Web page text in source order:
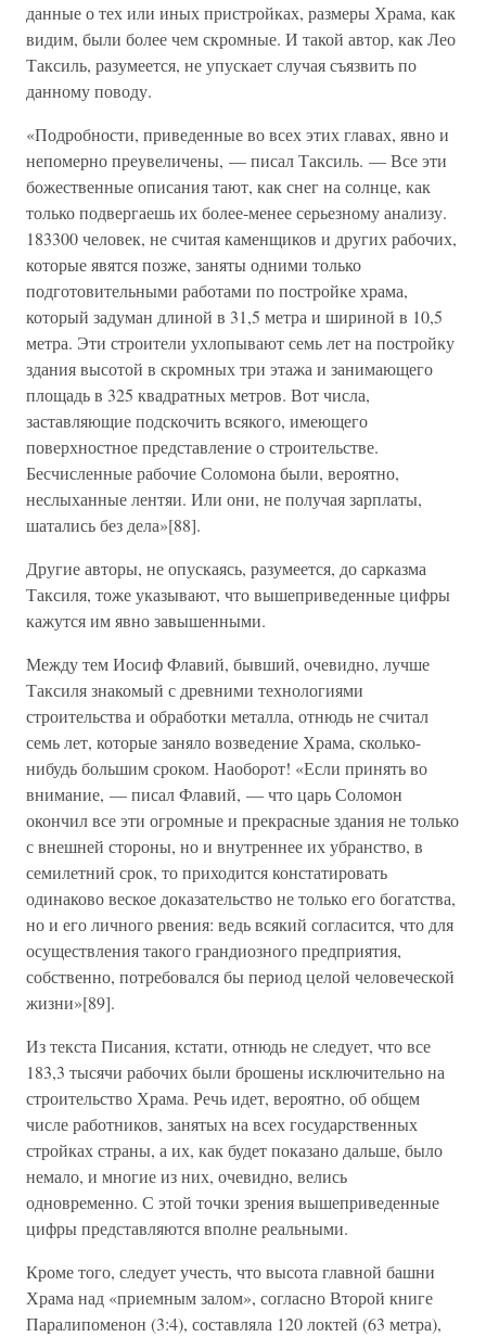
данные о тех или иных пристройках, размеры Храма, как
видим, были более чем скромные. И такой автор, как Лео
Таксиль, разумеется, не упускает случая съязвить по
данному поводу.
«Подробности, приведенные во всех этих главах, явно и
непомерно преувеличены, — писал Таксиль. — Все эти
божественные описания тают, как снег на солнце, как
только подвергаешь их более-менее серьезному анализу.
183300 человек, не считая каменщиков и других рабочих,
которые явятся позже, заняты одними только
подготовительными работами по постройке храма,
который задуман длиной в 31,5 метра и шириной в 10,5
метра. Эти строители ухлопывают семь лет на постройку
здания высотой в скромных три этажа и занимающего
площадь в 325 квадратных метров. Вот числа,
заставляющие подскочить всякого, имеющего
поверхностное представление о строительстве.
Бесчисленные рабочие Соломона были, вероятно,
неслыханные лентяи. Или они, не получая зарплаты,
шатались без дела»[88].
Другие авторы, не опускаясь, разумеется, до сарказма
Таксиля, тоже указывают, что вышеприведенные цифры
кажутся им явно завышенными.
Между тем Иосиф Флавий, бывший, очевидно, лучше
Таксиля знакомый с древними технологиями
строительства и обработки металла, отнюдь не считал
семь лет, которые заняло возведение Храма, сколько-
нибудь большим сроком. Наоборот! «Если принять во
внимание, — писал Флавий, — что царь Соломон
окончил все эти огромные и прекрасные здания не только
с внешней стороны, но и внутреннее их убранство, в
семилетний срок, то приходится констатировать
одинаково веское доказательство не только его богатства,
но и его личного рвения: ведь всякий согласится, что для
осуществления такого грандиозного предприятия,
собственно, потребовался бы период целой человеческой
жизни»[89].
Из текста Писания, кстати, отнюдь не следует, что все
183,3 тысячи рабочих были брошены исключительно на
строительство Храма. Речь идет, вероятно, об общем
числе работников, занятых на всех государственных
стройках страны, а их, как будет показано дальше, было
немало, и многие из них, очевидно, велись
одновременно. С этой точки зрения вышеприведенные
цифры представляются вполне реальными.
Кроме того, следует учесть, что высота главной башни
Храма над «приемным залом», согласно Второй книге
Паралипоменон (3:4), составляла 120 локтей (63 метра),